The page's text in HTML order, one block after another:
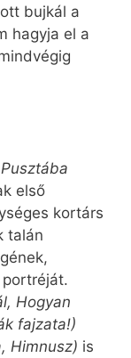
bujkál a
hagyja el a
Pusztába
első
kortárs
talán
portréját.
Hogyan
fajzata!)
Himnusz) is